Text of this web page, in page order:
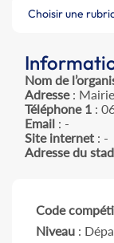
Choisir une
Nom de
Adresse: Mairie
Téléphone 1 :
Email : -
Site internet : -
Adresse du
Code
Niveau :